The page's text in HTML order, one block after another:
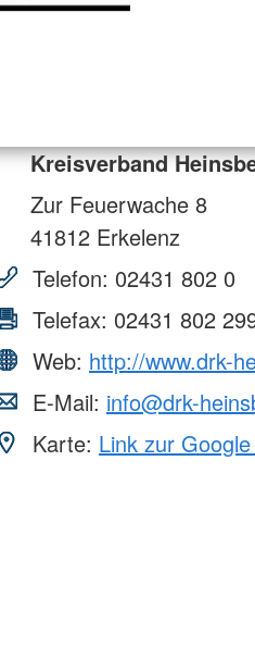
Kreisverband
Zur Feuerwache 8
41812 Erkelenz
Telefon: 02431 802 0
Telefax: 02431 802
Web: http://www.drk-
E-Mail: info@drk-
Karte: Link zur